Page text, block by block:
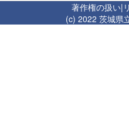
著作権の扱い|
(c) 2022 茨城県